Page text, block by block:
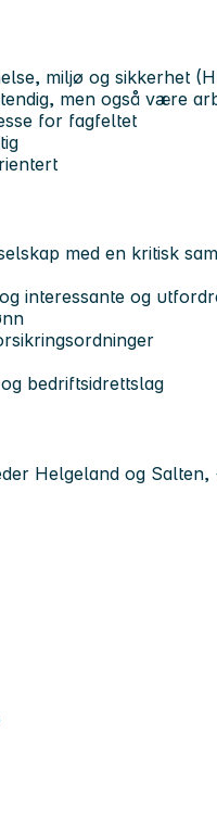
miljø og sikkerhet
men også være
for fagfeltet
med en kritisk
interessante og
bedriftsidrettslag
Helgeland og Salten,